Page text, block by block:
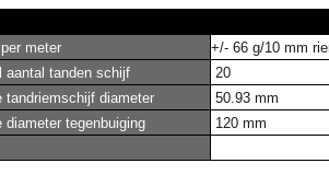
meter
+/- 66 g/10 mm
aantal tanden schijf
20
tandriemschijf diameter
50.93 mm
diameter tegenbuiging
120 mm